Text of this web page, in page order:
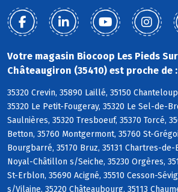
Votre magasin Biocoop Les Pieds
Châteaugiron (35410) est proche de :
35320 Crevin, 35890 Laillé, 35150
35320 Le Petit-Fougeray, 35320 Le Sel-de-
Saulnières, 35320 Tresboeuf, 35370 Torcé,
Betton, 35760 Montgermont, 35760 St-
Bourgbarré, 35170 Bruz, 35131 Chartres-de-
Noyal-Châtillon s/Seiche, 35230 Orgères,
St-Erblon, 35690 Acigné, 35510 Cesson-
s/Vilaine, 35220 Châteaubourg, 35113